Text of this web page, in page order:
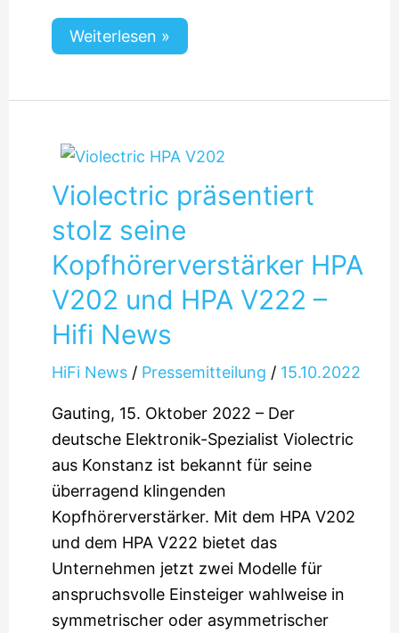
Weiterlesen »
Violectric präsentiert
stolz seine
Kopfhörerverstärker HPA
V202 und HPA V222 –
Hifi News
HiFi News/ Pressemitteilung / 15.10.2022
Gauting, 15. Oktober 2022 – Der
deutsche Elektronik-Spezialist Violectric
aus Konstanz ist bekannt für seine
überragend klingenden
Kopfhörerverstärker. Mit dem HPA V202
und dem HPA V222 bietet das
Unternehmen jetzt zwei Modelle für
anspruchsvolle Einsteiger wahlweise in
symmetrischer oder asymmetrischer